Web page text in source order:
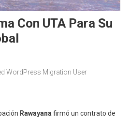
Con UTA Para Su
WordPress Migration User
Rawayanafirmó un contrato de